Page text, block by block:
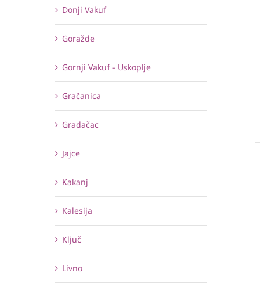
Donji Vakuf
Goražde
Gornji Vakuf - Uskoplje
Gračanica
Gradačac
Jajce
Kakanj
Kalesija
Ključ
Livno